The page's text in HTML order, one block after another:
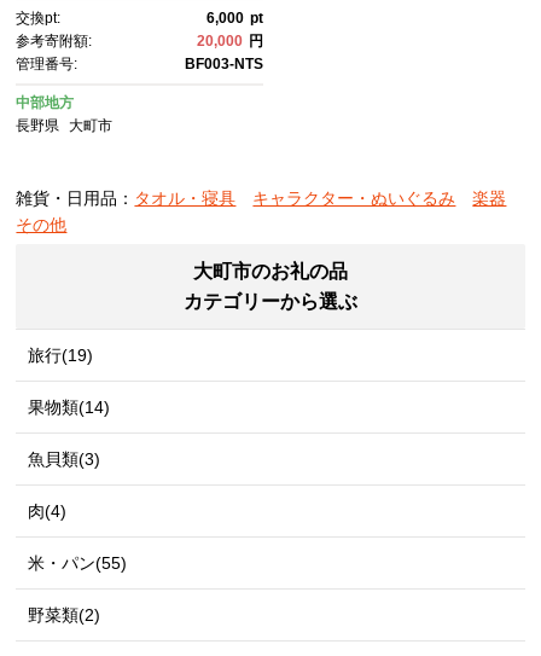
気 おすすめ フェイスケア 肌触
り 柔らかい ギフト プレゼン
ト 日用品 洗濯 速乾 敏感肌 赤
ちゃん 送料無料 長野県 大町
市 ふるさと納税
交換pt: 6,000 pt
参考寄附額:
20,000 円
管理番号:
BF003-NTS
中部地方
長野県
大町市
雑貨・日用品： タオル・寝具 キャラクター・ぬいぐるみ
楽器
その他
大町市のお礼の品
カテゴリーから選ぶ
旅行(19)
果物類(14)
魚貝類(3)
肉(4)
米・パン(55)
野菜類(2)